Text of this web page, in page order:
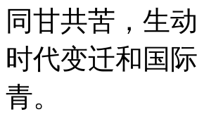
同甘共苦，生
时代变迁和国
青。